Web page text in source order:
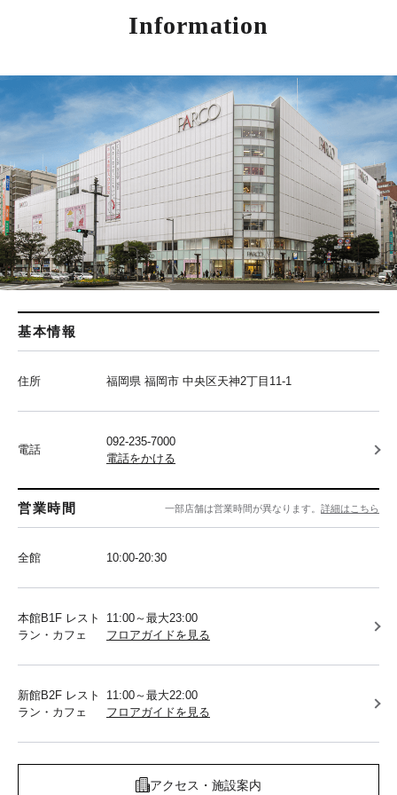
Information
基本情報
住所 福岡県 福岡市 中央区天神2丁目11-1
電話
092-235-7000
電話をかける
営業時間 一部店舗は営業時間が異なります。 詳細はこちら
全館 10:00-20:30
本館B1F レスト
ラン・カフェ
11:00～最大23:00
フロアガイドを見る
新館B2F レスト
ラン・カフェ
11:00～最大22:00
フロアガイドを見る
アクセス・施設案内